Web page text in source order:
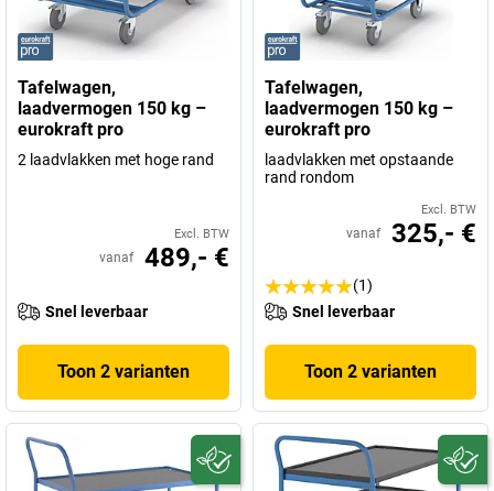
Tafelwagen,
laadvermogen 150 kg –
eurokraft pro
2 laadvlakken met hoge rand
Excl. BTW
vanaf 489,- €
Snel leverbaar
Toon 2 varianten
Tafelwagen,
laadvermogen 150 kg –
eurokraft pro
laadvlakken met opstaande
rand rondom
Excl. BTW
vanaf 325,- €
(1)
Snel leverbaar
Toon 2 varianten